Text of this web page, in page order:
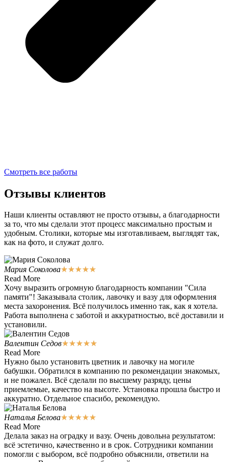
Смотреть все работы
Отзывы клиентов
Наши клиенты оставляют не просто отзывы, а благодарности
за то, что мы сделали этот процесс максимально простым и
удобным. Столики, которые мы изготавливаем, выглядят так,
как на фото, и служат долго.
Мария Соколова★★★★★
Read More
Хочу выразить огромную благодарность компании "Сила
памяти"! Заказывала столик, лавочку и вазу для оформления
места захоронения. Всё получилось именно так, как я хотела.
Работа выполнена с заботой и аккуратностью, всё доставили и
установили.
Валентин Седов★★★★★
Read More
Нужно было установить цветник и лавочку на могиле
бабушки. Обратился в компанию по рекомендации знакомых,
и не пожалел. Всё сделали по высшему разряду, цены
приемлемые, качество на высоте. Установка прошла быстро и
аккуратно. Отдельное спасибо, рекомендую.
Наталья Белова★★★★★
Read More
Делала заказ на оградку и вазу. Очень довольна результатом:
всё эстетично, качественно и в срок. Сотрудники компании
помогли с выбором, всё подробно объяснили, ответили на